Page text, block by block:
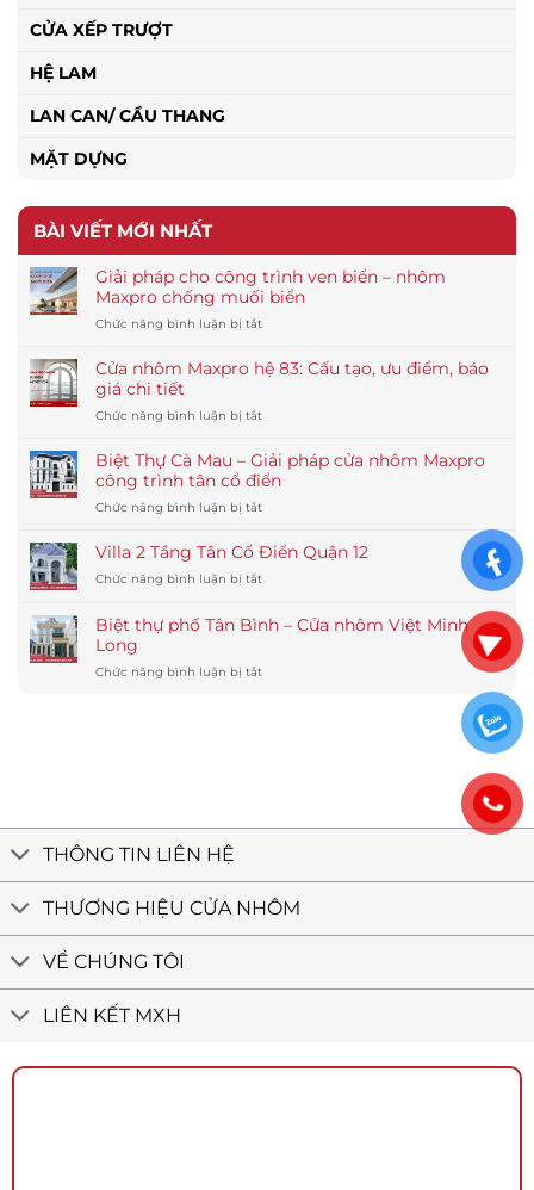
CỬA XẾP TRƯỢT
HỆ LAM
LAN CAN/ CẦU THANG
MẶT DỰNG
BÀI VIẾT MỚI NHẤT
Giải pháp cho công trình ven biển – nhôm
Maxpro chống muối biển
Chức năng bình luận bị tắtở
pháp
cho
trình
biển
–
Maxpro
muối
Cửa nhôm Maxpro hệ 83: Cấu tạo, ưu điểm, báo
giá chi tiết
Chức năng bình luận bị tắtở
nhôm
Maxpro
hệ
83:
tạo,
điểm,
giá
Biệt Thự Cà Mau – Giải pháp cửa nhôm Maxpro
công trình tân cổ điển
Chức năng bình luận bị tắtở
Thự
Cà
Mau
Giải
nhôm
Villa 2 Tầng Tân Cổ Điển Quận 12
Chức năng bình luận bị tắtở
Tầng
Cổ
Biệt thự phố Tân Bình – Cửa nhôm Việt Minh
Long
Chức năng bình luận bị tắtở
Long
THÔNG TIN LIÊN HỆ
THƯƠNG HIỆU CỬA NHÔM
VỀ CHÚNG TÔI
LIÊN KẾT MXH